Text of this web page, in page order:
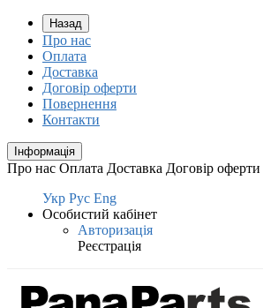
Назад
Про нас
Оплата
Доставка
Договір оферти
Повернення
Контакти
Інформація
Про нас Оплата Доставка Договір оферти
Укр Рус Eng
Особистий кабінет
Авторизація
Реєстрація